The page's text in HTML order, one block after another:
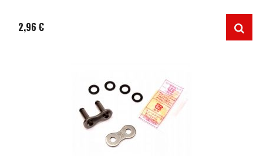
2,96 €